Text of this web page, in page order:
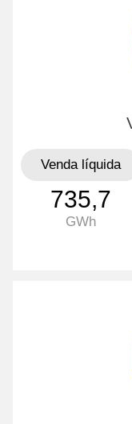
Venda líquida
735,7
GWh